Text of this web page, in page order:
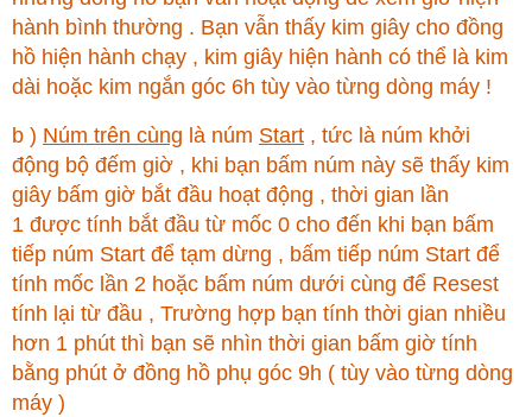
hành bình thường . Bạn vẫn thấy kim giây cho đồng
hồ hiện hành chạy , kim giây hiện hành có thể là kim
dài hoặc kim ngắn góc 6h tùy vào từng dòng máy !
b ) Núm trên cùng là núm Start , tức là núm khởi
động bộ đếm giờ , khi bạn bấm núm này sẽ thấy kim
giây bấm giờ bắt đầu hoạt động , thời gian lần
1 được tính bắt đầu từ mốc 0 cho đến khi bạn bấm
tiếp núm Start để tạm dừng , bấm tiếp núm Start để
tính mốc lần 2 hoặc bấm núm dưới cùng để Resest
tính lại từ đầu , Trường hợp bạn tính thời gian nhiều
hơn 1 phút thì bạn sẽ nhìn thời gian bấm giờ tính
bằng phút ở đồng hồ phụ góc 9h ( tùy vào từng dòng
máy )